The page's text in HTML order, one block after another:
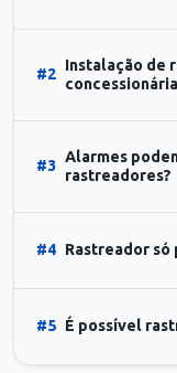
#2
Instalação de
#3
Alarmes
rastreadores?
#4 Rastreador só
#5 É possível